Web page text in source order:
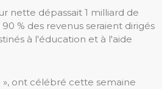
nette dépassait 1 milliard de
% des revenus seraient dirigés
à l'éducation et à l'aide
», ont célébré cette semaine